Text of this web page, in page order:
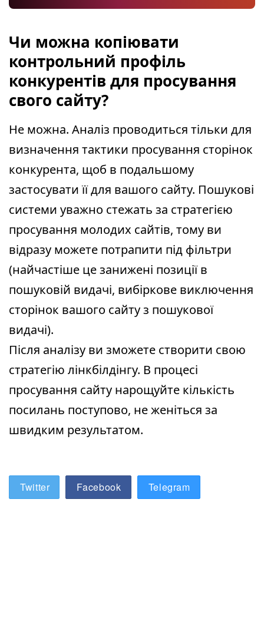
Чи можна копіювати
контрольний профіль
конкурентів для просування
свого сайту?
Не можна. Аналіз проводиться тільки для
визначення тактики просування сторінок
конкурента, щоб в подальшому
застосувати її для вашого сайту. Пошукові
системи уважно стежать за стратегією
просування молодих сайтів, тому ви
відразу можете потрапити під фільтри
(найчастіше це занижені позиції в
пошуковій видачі, вибіркове виключення
сторінок вашого сайту з пошукової
видачі).
Після аналізу ви зможете створити свою
стратегію лінкбілдінгу. В процесі
просування сайту нарощуйте кількість
посилань поступово, не женіться за
швидким результатом.
Twitter Facebook Telegram